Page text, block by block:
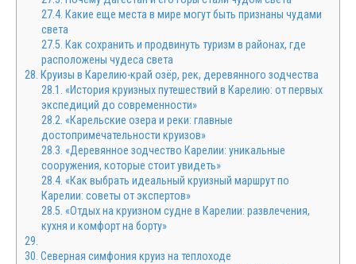
27.4. Какие еще места в мире могут быть признаны чудами
света
27.5. Как сохранить и продвинуть туризм в районах, где
расположены чудеса света
28. Круизы в Карелию-край озёр, рек, деревянного зодчества
28.1. «История круизных путешествий в Карелию: от первых
экспедиций до современности»
28.2. «Карельские озера и реки: главные
достопримечательности круизов»
28.3. «Деревянное зодчество Карелии: уникальные
сооружения, которые стоит увидеть»
28.4. «Как выбрать идеальный круизный маршрут по
Карелии: советы от экспертов»
28.5. «Отдых на круизном судне в Карелии: развлечения,
кухня и комфорт на борту»
29.
30. Северная симфония круиз на теплоходе